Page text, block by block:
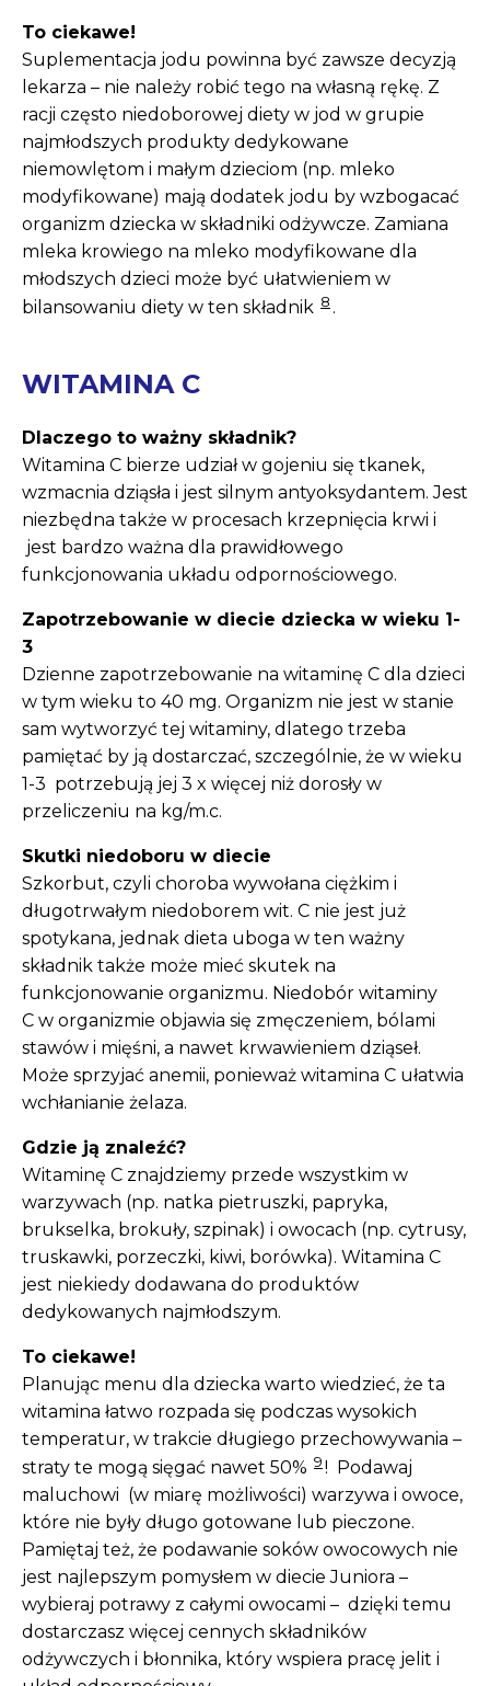
To ciekawe!
Suplementacja jodu powinna być zawsze decyzją
lekarza – nie należy robić tego na własną rękę. Z
racji często niedoborowej diety w jod w grupie
najmłodszych produkty dedykowane
niemowlętom i małym dzieciom (np. mleko
modyfikowane) mają dodatek jodu by wzbogacać
organizm dziecka w składniki odżywcze. Zamiana
mleka krowiego na mleko modyfikowane dla
młodszych dzieci może być ułatwieniem w
bilansowaniu diety w ten składnik 8 .
WITAMINA C
Dlaczego to ważny składnik?
Witamina C bierze udział w gojeniu się tkanek,
wzmacnia dziąsła i jest silnym antyoksydantem. Jest
niezbędna także w procesach krzepnięcia krwi i
jest bardzo ważna dla prawidłowego
funkcjonowania układu odpornościowego.
Zapotrzebowanie w diecie dziecka w wieku 1-
3
Dzienne zapotrzebowanie na witaminę C dla dzieci
w tym wieku to 40 mg. Organizm nie jest w stanie
sam wytworzyć tej witaminy, dlatego trzeba
pamiętać by ją dostarczać, szczególnie, że w wieku
1-3 potrzebują jej 3 x więcej niż dorosły w
przeliczeniu na kg/m.c.
Skutki niedoboru w diecie
Szkorbut, czyli choroba wywołana ciężkim i
długotrwałym niedoborem wit. C nie jest już
spotykana, jednak dieta uboga w ten ważny
składnik także może mieć skutek na
funkcjonowanie organizmu. Niedobór witaminy
C w organizmie objawia się zmęczeniem, bólami
stawów i mięśni, a nawet krwawieniem dziąseł.
Może sprzyjać anemii, ponieważ witamina C ułatwia
wchłanianie żelaza.
Gdzie ją znaleźć?
Witaminę C znajdziemy przede wszystkim w
warzywach (np. natka pietruszki, papryka,
brukselka, brokuły, szpinak) i owocach (np. cytrusy,
truskawki, porzeczki, kiwi, borówka). Witamina C
jest niekiedy dodawana do produktów
dedykowanych najmłodszym.
To ciekawe!
Planując menu dla dziecka warto wiedzieć, że ta
witamina łatwo rozpada się podczas wysokich
temperatur, w trakcie długiego przechowywania –
straty te mogą sięgać nawet 50% 9! Podawaj
maluchowi (w miarę możliwości) warzywa i owoce,
które nie były długo gotowane lub pieczone.
Pamiętaj też, że podawanie soków owocowych nie
jest najlepszym pomysłem w diecie Juniora –
wybieraj potrawy z całymi owocami – dzięki temu
dostarczasz więcej cennych składników
odżywczych i błonnika, który wspiera pracę jelit i